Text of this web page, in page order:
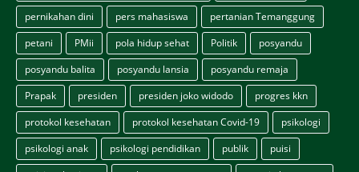
pernikahan dini
pers mahasiswa
pertanian Temanggung
petani
PMii pola hidup sehat Politik
posyandu
posyandu balita
posyandu lansia
posyandu remaja
Prapak
presiden presiden joko widodo
progres kkn
protokol kesehatan
protokol kesehatan Covid-19
psikologi
psikologi anak
psikologi pendidikan publik
puisi